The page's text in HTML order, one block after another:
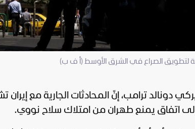
لتطويق الصراع في الشرق الأوسط (أ ف ب)
دونالد ترامب، إنّ المحادثات الجارية مع إيران
اتفاق يمنع طهران من امتلاك سلاح نووي.